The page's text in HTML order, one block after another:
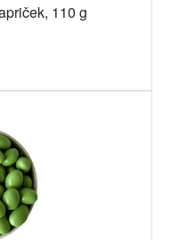
110 g